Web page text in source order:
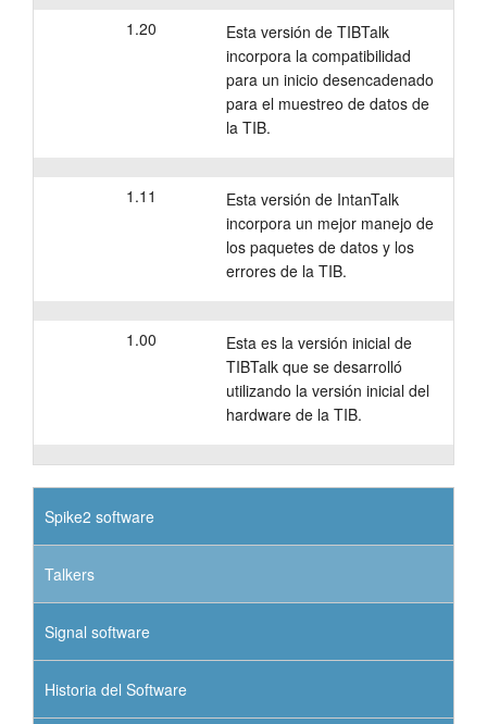
1.20
Esta versión de TIBTalk
incorpora la compatibilidad
para un inicio desencadenado
para el muestreo de datos de
la TIB.
1.11
Esta versión de IntanTalk
incorpora un mejor manejo de
los paquetes de datos y los
errores de la TIB.
1.00
Esta es la versión inicial de
TIBTalk que se desarrolló
utilizando la versión inicial del
hardware de la TIB.
Spike2 software
Talkers
Signal software
Historia del Software